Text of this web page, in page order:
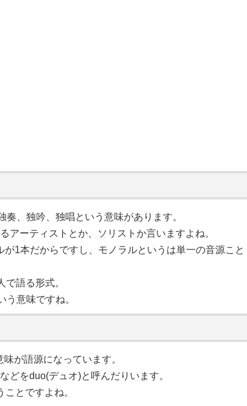
、独吟、独唱という意味があります。
アーティストとか、ソリストか言いますよね。
1本だからですし、モノラルというは単一の音源こと
語る形式。
う意味ですね。
が語源になっています。
どをduo(デュオ)と呼んだりいます。
とですよね。